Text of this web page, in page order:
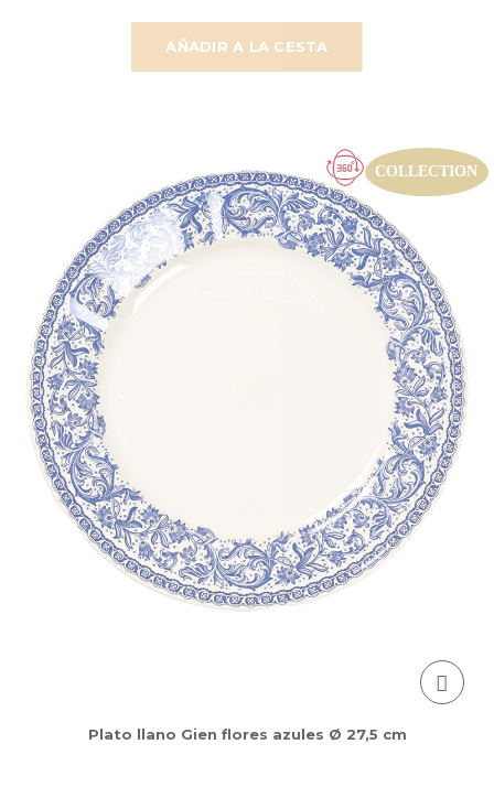
AÑADIR A LA CESTA
Plato llano Gien flores azules Ø 27,5 cm